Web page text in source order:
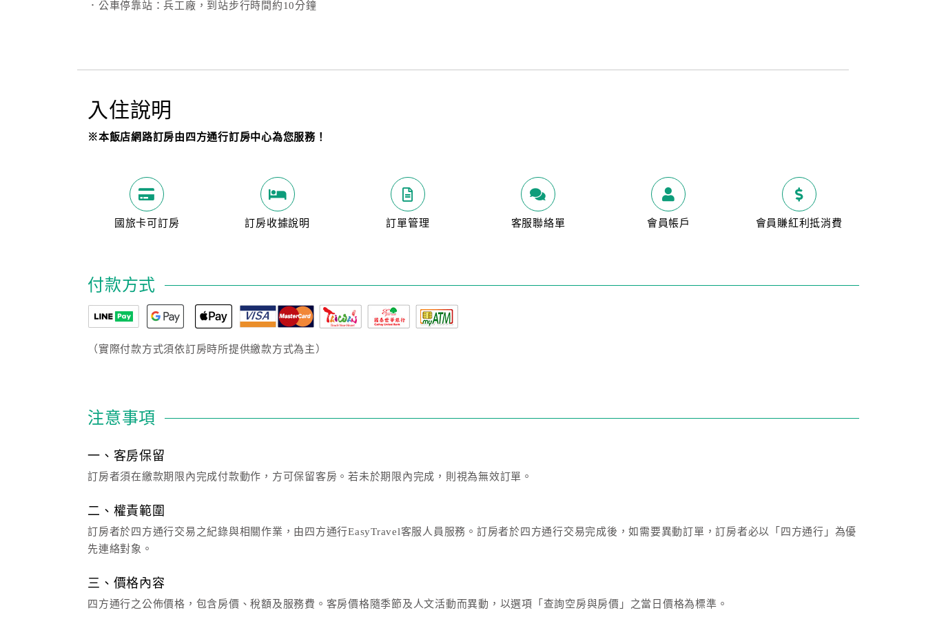
．公車停靠站：兵工廠，到站步行時間約10分鐘
入住說明
※本飯店網路訂房由四方通行訂房中心為您服務！
國旅卡可訂房 訂房收據說明 訂單管理 客服聯絡單 會員帳戶 會員賺紅利抵消費
付款方式
（實際付款方式須依訂房時所提供繳款方式為主）
注意事項
一、客房保留
訂房者須在繳款期限內完成付款動作，方可保留客房。若未於期限內完成，則視為無效訂單。
二、權責範圍
訂房者於四方通行交易之紀錄與相關作業，由四方通行EasyTravel客服人員服務。訂房者於四方通行交易完成後，如需要異動訂單，訂房者必以「四方通行」為優
先連絡對象。
三、價格內容
四方通行之公佈價格，包含房價、稅額及服務費。客房價格隨季節及人文活動而異動，以選項「查詢空房與房價」之當日價格為標準。